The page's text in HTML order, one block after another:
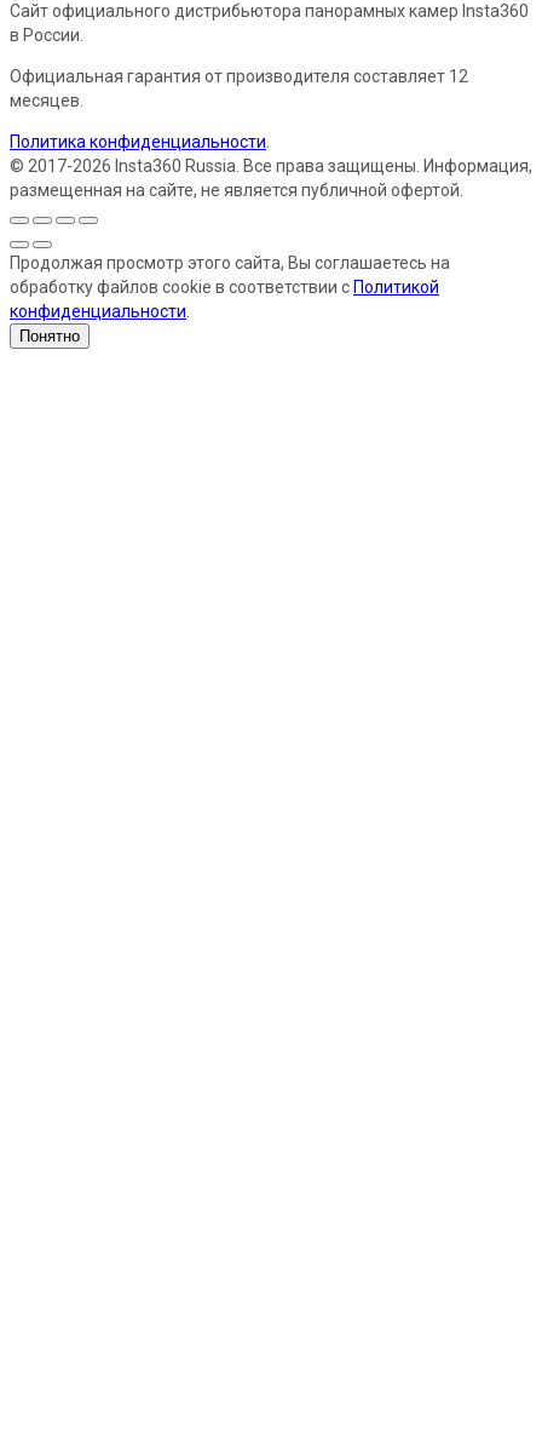
Сайт официального дистрибьютора панорамных камер Insta360
в России.
Официальная гарантия от производителя составляет 12
месяцев.
Политика конфиденциальности
© 2017-2026 Insta360 Russia. Все права защищены. Информация,
размещенная на сайте, не является публичной офертой.
Продолжая просмотр этого сайта, Вы соглашаетесь на
обработку файлов cookie в соответствии с Политикой
конфиденциальности
Понятно